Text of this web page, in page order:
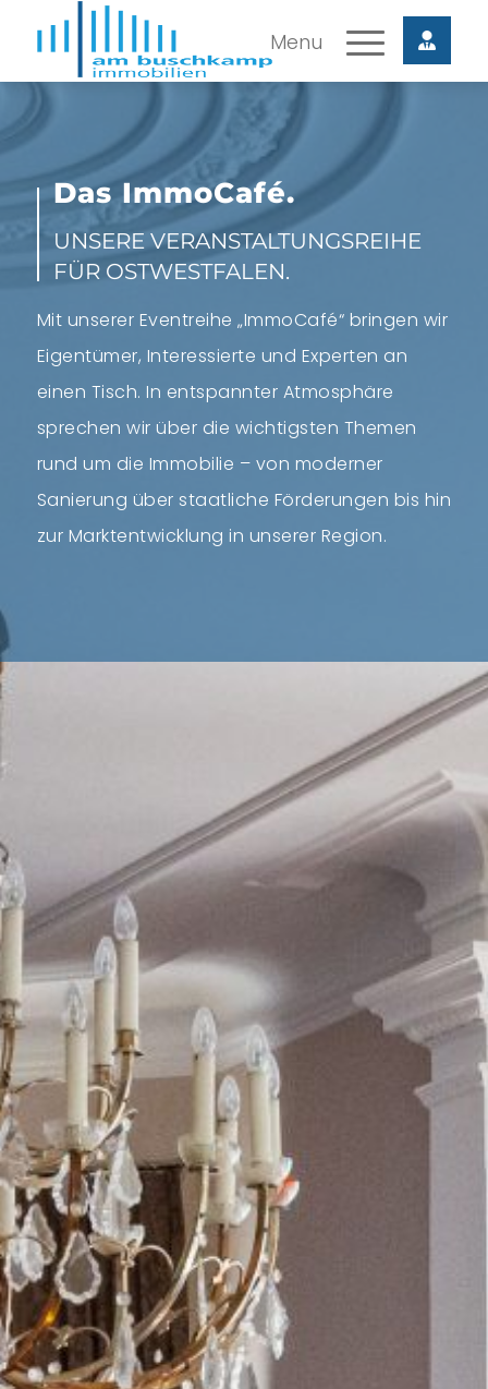
Das ImmoCafé.
UNSERE VERANSTALTUNGSREIHE
FÜR OSTWESTFALEN.
Mit unserer Eventreihe „ImmoCafé“ bringen wir
Eigentümer, Interessierte und Experten an
einen Tisch. In entspannter Atmosphäre
sprechen wir über die wichtigsten Themen
rund um die Immobilie – von moderner
Sanierung über staatliche Förderungen bis hin
zur Marktentwicklung in unserer Region.